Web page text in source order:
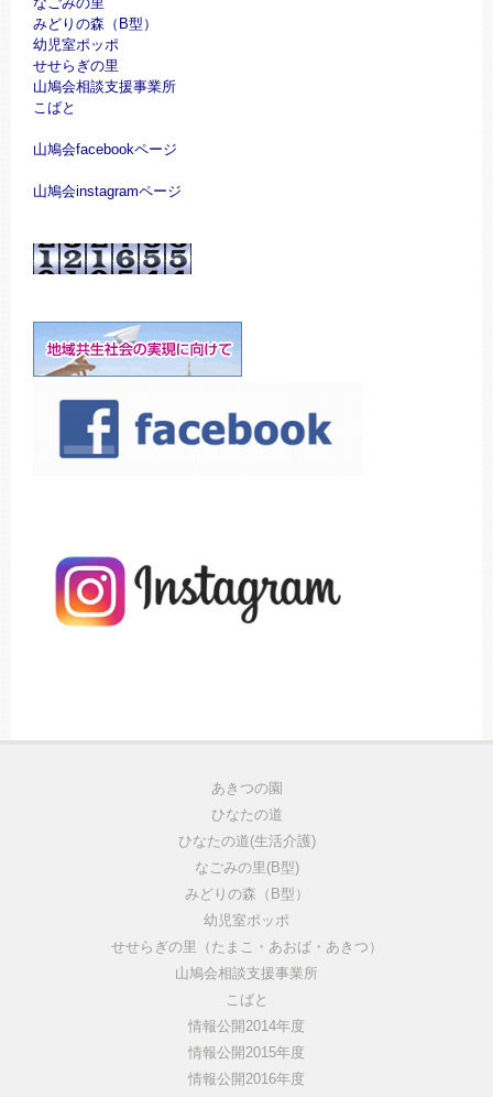
みどりの森（B型）
幼児室ポッポ
せせらぎの里
山鳩会相談支援事業所
こばと
山鳩会facebookページ
山鳩会instagramページ
あきつの園
ひなたの道
ひなたの道(生活介護)
なごみの里(B型)
みどりの森（B型）
幼児室ポッポ
せせらぎの里（たまこ・あおば・あきつ）
山鳩会相談支援事業所
こばと
情報公開2014年度
情報公開2015年度
情報公開2016年度